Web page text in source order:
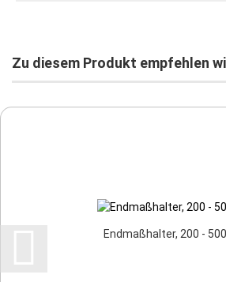
Zu diesem Produkt empfehlen
Endmaßhalter, 200 -